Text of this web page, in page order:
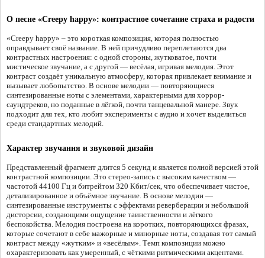
О песне «Creepy happy»: контрастное сочетание страха и радости
«Creepy happy» – это короткая композиция, которая полностью
оправдывает своё название. В ней причудливо переплетаются два
контрастных настроения: с одной стороны, жутковатое, почти
мистическое звучание, а с другой — весёлая, игривая мелодия. Этот
контраст создаёт уникальную атмосферу, которая привлекает внимание и
вызывает любопытство. В основе мелодии — повторяющиеся
синтезированные ноты с элементами, характерными для хоррор-
саундтреков, но поданные в лёгкой, почти танцевальной манере. Звук
подходит для тех, кто любит эксперименты с аудио и хочет выделиться
среди стандартных мелодий.
Характер звучания и звуковой дизайн
Представленный фрагмент длится 5 секунд и является полной версией этой
контрастной композиции. Это стерео-запись с высоким качеством —
частотой 44100 Гц и битрейтом 320 Кбит/сек, что обеспечивает чистое,
детализированное и объёмное звучание. В основе мелодии —
синтезированные инструменты с эффектами реверберации и небольшой
дисторсии, создающими ощущение таинственности и лёгкого
беспокойства. Мелодия построена на коротких, повторяющихся фразах,
которые сочетают в себе мажорные и минорные ноты, создавая тот самый
контраст между «жутким» и «весёлым». Темп композиции можно
охарактеризовать как умеренный, с чёткими ритмическими акцентами.